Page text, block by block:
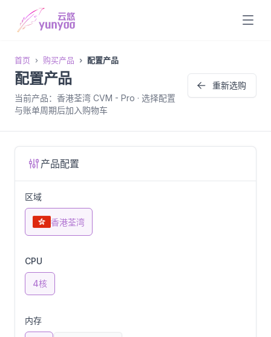
首页 购买产品 配置产品
配置产品
当前产品：香港荃湾 CVM - Pro · 选择配置
与账单周期后加入购物车
重新选购
产品配置
区域
香港荃湾
CPU
4核
内存